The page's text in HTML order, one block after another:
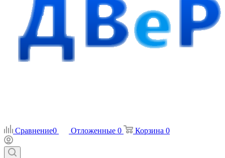
Сравнение0 Отложенные 0 Корзина 0